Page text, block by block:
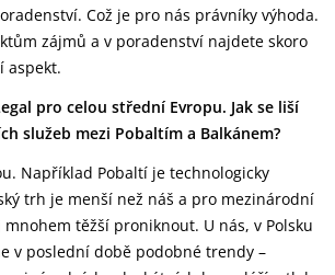
Což je pro nás právníky výhoda.
zájmů a v poradenství najdete skoro
aspekt.
pro celou střední Evropu. Jak se liší
služeb mezi Pobaltím a Balkánem?
Například Pobaltí je technologicky
trh je menší než náš a pro mezinárodní
těžší proniknout. U nás, v Polsku
v poslední době podobné trendy –